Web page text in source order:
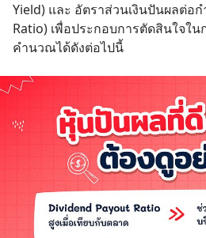
Yield) และ อัตราส่วนเงินปันผลต่อ
Ratio) เพื่อประกอบการตัดสินใจใ
คำนวณได้ดังต่อไปนี้